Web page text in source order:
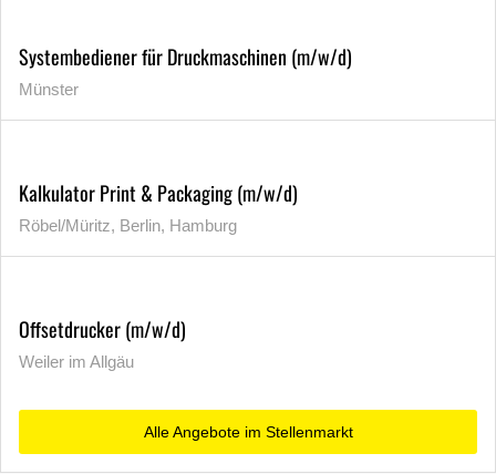
Systembediener für Druckmaschinen (m/w/d)
Münster
Kalkulator Print & Packaging (m/w/d)
Röbel/Müritz, Berlin, Hamburg
Offsetdrucker (m/w/d)
Weiler im Allgäu
Alle Angebote im Stellenmarkt